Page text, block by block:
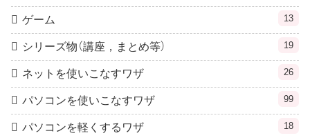
ゲーム 13
シリーズ物（講座，まとめ等） 19
ネットを使いこなすワザ 26
パソコンを使いこなすワザ 99
パソコンを軽くするワザ 18